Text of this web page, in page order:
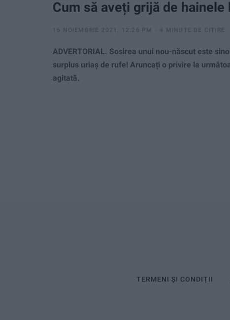
Cum să aveți grijă de hainele
16 NOIEMBRIE 2021, 12:26 PM 4 MINUTE DE CITIRE
ADVERTORIAL. Sosirea unui nou-născut este
surplus uriaș de rufe! Aruncați o privire la
agitată.
TERMENI ȘI CONDIȚII